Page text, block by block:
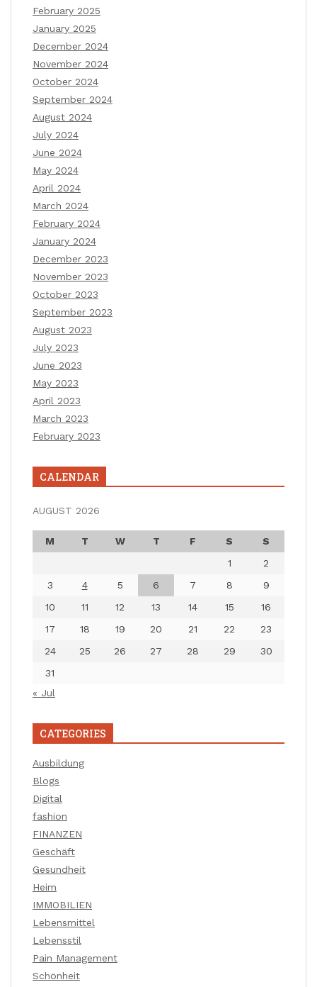
February 2025
January 2025
December 2024
November 2024
October 2024
September 2024
August 2024
July 2024
June 2024
May 2024
April 2024
March 2024
February 2024
January 2024
December 2023
November 2023
October 2023
September 2023
August 2023
July 2023
June 2023
May 2023
April 2023
March 2023
February 2023
CALENDAR
AUGUST 2026
M T W T F S
S
1
2
3
4 5 6 7 8
9
10
11 12 13 14 15
16
17
18 19 20 21 22
23
24
25 26 27 28 29
30
31
« Jul
CATEGORIES
Ausbildung
Blogs
Digital
fashion
FINANZEN
Geschäft
Gesundheit
Heim
IMMOBILIEN
Lebensmittel
Lebensstil
Pain Management
Schönheit